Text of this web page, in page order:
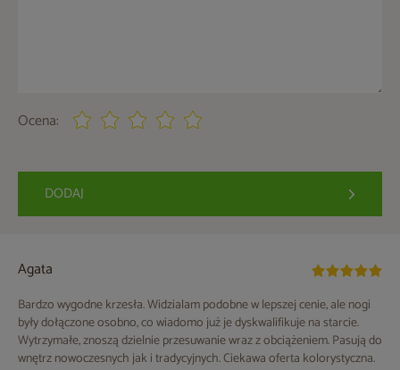
Ocena:
DODAJ
Agata
Bardzo wygodne krzesła. Widzialam podobne w lepszej cenie, ale nogi
były dołączone osobno, co wiadomo już je dyskwalifikuje na starcie.
Wytrzymałe, znoszą dzielnie przesuwanie wraz z obciążeniem. Pasują do
wnętrz nowoczesnych jak i tradycyjnych. Ciekawa oferta kolorystyczna.